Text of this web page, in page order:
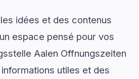
idées et des contenus
espace pensé pour vos
Aalen Offnungszeiten
utiles et des